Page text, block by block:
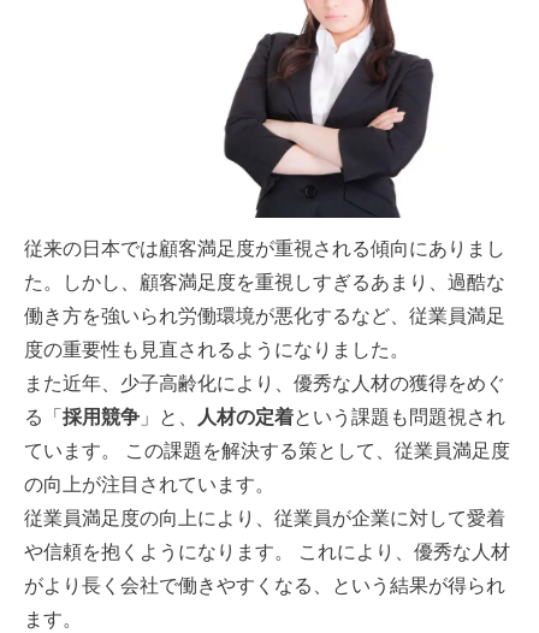
従来の日本では顧客満足度が重視される傾向にありまし
た。しかし、顧客満足度を重視しすぎるあまり、過酷な
働き方を強いられ労働環境が悪化するなど、従業員満足
度の重要性も見直されるようになりました。
また近年、少子高齢化により、優秀な人材の獲得をめぐ
る「 採用競争 」と、 人材の定着という課題も問題視され
ています。 この課題を解決する策として、従業員満足度
の向上が注目されています。
従業員満足度の向上により、従業員が企業に対して愛着
や信頼を抱くようになります。 これにより、優秀な人材
がより長く会社で働きやすくなる、という結果が得られ
ます。